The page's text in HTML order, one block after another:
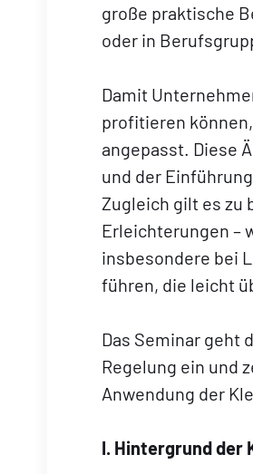
große praktische
oder in
Damit
profitieren
angepasst. Diese
und der
Zugleich gilt es zu
Erleichterungen –
insbesondere bei
führen, die leicht
Das Seminar geht
Regelung ein und
Anwendung der
I. Hintergrund der